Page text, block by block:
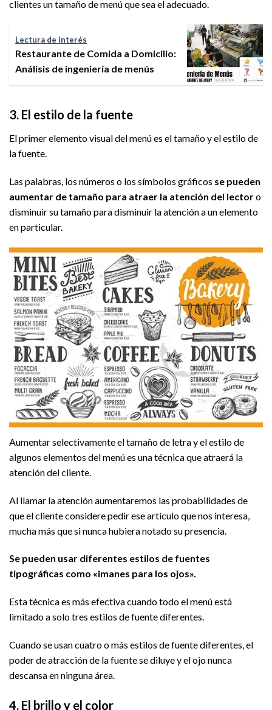
clientes un tamaño de menú que sea el adecuado.
Lectura de interés
Restaurante de Comida a Domicilio:
Análisis de ingeniería de menús
3. El estilo de la fuente
El primer elemento visual del menú es el tamaño y el estilo de
la fuente.
Las palabras, los números o los símbolos gráficos se pueden
aumentar de tamaño para atraer la atención del lectoro
disminuir su tamaño para disminuir la atención a un elemento
en particular.
Aumentar selectivamente el tamaño de letra y el estilo de
algunos elementos del menú es una técnica que atraerá la
atención del cliente.
Al llamar la atención aumentaremos las probabilidades de
que el cliente considere pedir ese artículo que nos interesa,
mucha más que si nunca hubiera notado su presencia.
Se pueden usar diferentes estilos de fuentes
tipográficas como «imanes para los ojos».
Esta técnica es más efectiva cuando todo el menú está
limitado a solo tres estilos de fuente diferentes.
Cuando se usan cuatro o más estilos de fuente diferentes, el
poder de atracción de la fuente se diluye y el ojo nunca
descansa en ninguna área.
4. El brillo y el color